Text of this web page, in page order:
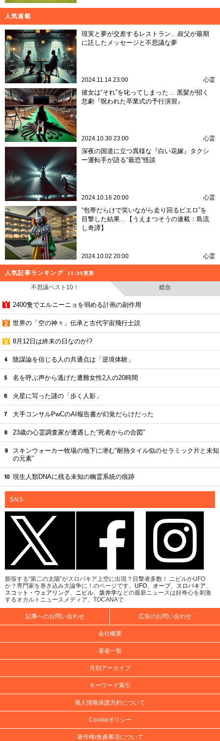
人気連載
現実と夢が交差するレストラン…叔父が最期
に託したメッセージと不思議な夢
2024.11.14 23:00 心霊
彼女は“それ”を叱ってしまった… 黒髪が招く
悲劇『呪われた卒業式の予行演習』
2024.10.30 23:00 心霊
深夜の国道に立つ異様な『白い花嫁』タクシ
ー運転手が語る“最恐”怪談
2024.10.16 20:00 心霊
“包帯だらけで笑いながら走り回るピエロ”を
目撃した結果…【うえまつそうの連載：島流
し奇譚】
2024.10.02 20:00 心霊
人気記事ランキング 11:35更新
不思議ベスト10！ 総合
2400隻でエルニーニョを弱める計画の副作用
世界の「空の神々」伝承と古代宇宙飛行士説
8月12日は終末の日なのか!?
陰謀論を信じる人の共通点は「逆境体験」
名を呼ぶ声から逃げた遭難女性2人の20時間
火星に写った謎の「歩く人影」
大手コンサルPwCのAI報告書が幻覚だらけだった
23歳の心霊調査家が遭遇した“死者からの合図”
スキンウォーカー牧場の地下に潜む“耐熱タイル似のセラミック片と未知
の元素”
現生人類DNAに残る未知の幽霊系統の痕跡
SNS
膨張する“第二の太陽”がスロバキア上空に出現？目撃者多数！ ニビルかUFO
か？専門家を巻き込み大論争に！のページです。 UFO、 オーブ、 スロバキア、
スコット・ウェアリング、 ニビル、 坂井学などの最新ニュースは好奇心を刺激
するオカルトニュースメディア、TOCANAで
記事へのお問い合わせ 広告のお問い合わせ
会社概要
著者一覧
月別アーカイブ
キーワード索引
個人情報保護方針について
Cookieポリシー
著作権/免責事項について